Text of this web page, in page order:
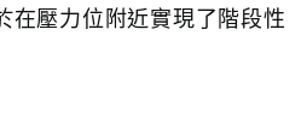
在壓力位附近實現了階段性